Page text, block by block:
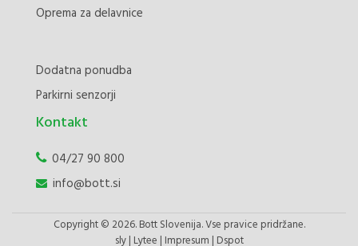
Oprema za delavnice
Dodatna ponudba
Parkirni senzorji
Kontakt
04/27 90 800
info@bott.si
Copyright © 2026. Bott Slovenija. Vse pravice pridržane.
sly | Lytee | Impresum | Dspot